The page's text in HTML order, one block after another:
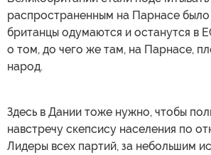
распространенным на Парнасе
британцы одумаются и останутся в
о том, до чего же там, на Парнасе,
народ.
Здесь в Дании тоже нужно, чтобы
навстречу скепсису населения по
Лидеры всех партий, за небольшим